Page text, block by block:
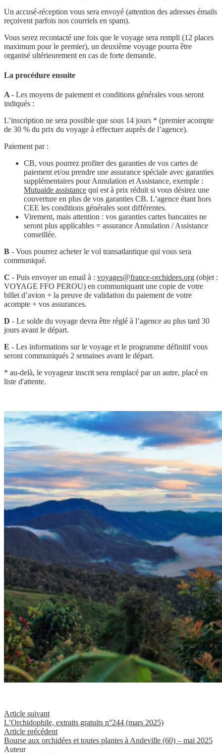
Un accusé-réception vous sera envoyé (attention des adresses émails
reçoivent parfois nos courriels en spam).
Vous serez recontacté une fois que le voyage sera rempli (12 places
maximum pour le premier), un deuxième voyage pourra être
organisé ultérieurement en cas de forte demande.
La procédure ensuite
A - Les moyens de paiement et conditions générales vous seront
indiqués :
L’inscription ne sera possible que sous 14 jours * (premier acompte
de 30 % du prix du voyage à effectuer auprès de l’agence).
Paiement par :
CB, vous pourrez profiter des garanties de vos cartes de
paiement et/ou prendre une assurance spéciale avec garanties
supplémentaires pour Annulation et Assistance, exemple :
Mutuaide assistance qui est à prix réduit si vous désirez une
couverture en plus de vos garanties CB. L’agence étant hors
CEE les conditions générales sont différentes.
Virement, mais attention : vos garanties cartes bancaires ne
seront plus applicables = assurance Annulation / Assistance
conseillée.
B - Vous pourrez acheter le vol transatlantique qui vous sera
communiqué.
C - Puis envoyer un email à : voyages@france-orchidees.org (objet :
VOYAGE FFO PEROU) en communiquant une copie de votre
billet d’avion + la preuve de validation du paiement de votre
acompte + vos assurances.
D - Le solde du voyage devra être réglé à l’agence au plus tard 30
jours avant le départ.
E - Les informations sur le voyage et le programme définitif vous
seront communiqués 2 semaines avant le départ.
* au-delà, le voyageur inscrit sera remplacé par un autre, placé en
liste d'attente.
Article suivant
L’Orchidophile, extraits gratuits n°244 (mars 2025)
Article précédent
Bourse aux orchidées et toutes plantes à Andeville (60) – mai 2025
Auteur